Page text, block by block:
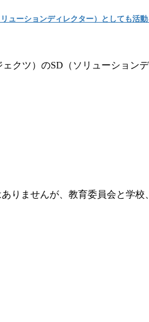
ーションディレクター）としても活動
ツ）のSD（ソリューション
りませんが、教育委員会と学